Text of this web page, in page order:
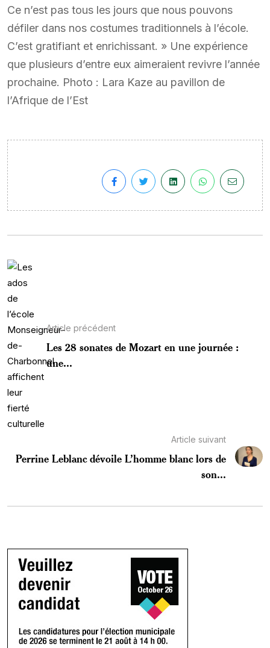
Ce n’est pas tous les jours que nous pouvons
défiler dans nos costumes traditionnels à l’école.
C’est gratifiant et enrichissant. » Une expérience
que plusieurs d’entre eux aimeraient revivre l’année
prochaine. Photo : Lara Kaze au pavillon de
l’Afrique de l’Est
Article précédent
Les 28 sonates de Mozart en une journée :
une...
Article suivant
Perrine Leblanc dévoile L’homme blanc lors de
son...